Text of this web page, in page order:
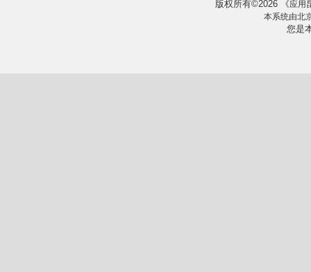
版权所有©2026 《应用
本系统由北
您是